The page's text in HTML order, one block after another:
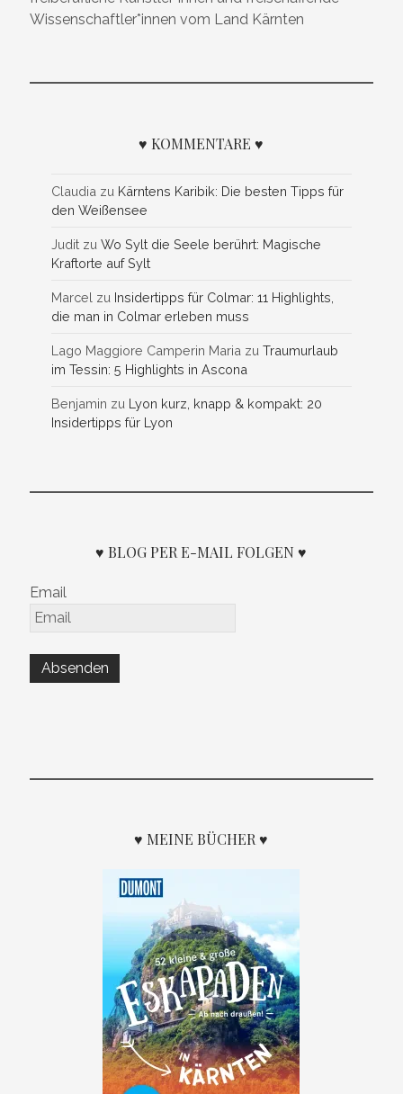
Wissenschaftler*innen vom Land Kärnten
♥ KOMMENTARE ♥
Claudia zu Kärntens Karibik: Die besten Tipps für
den Weißensee
Judit zuWo Sylt die Seele berührt: Magische
Kraftorte auf Sylt
Marcel zu Insidertipps für Colmar: 11 Highlights,
die man in Colmar erleben muss
Lago Maggiore Camperin Maria zuTraumurlaub
im Tessin: 5 Highlights in Ascona
Benjamin zu Lyon kurz, knapp & kompakt: 20
Insidertipps für Lyon
♥ BLOG PER E-MAIL FOLGEN ♥
Email
♥ MEINE BÜCHER ♥